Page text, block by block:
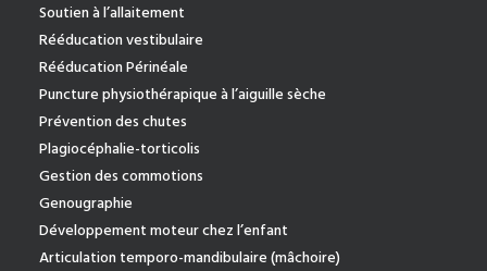
Soutien à l’allaitement
Rééducation vestibulaire
Rééducation Périnéale
Puncture physiothérapique à l’aiguille sèche
Prévention des chutes
Plagiocéphalie-torticolis
Gestion des commotions
Genougraphie
Développement moteur chez l’enfant
Articulation temporo-mandibulaire (mâchoire)